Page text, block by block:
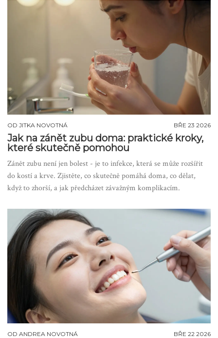
OD JITKA NOVOTNÁ BŘE 23 2026
Jak na zánět zubu doma: praktické kroky,
které skutečně pomohou
Zánět zubu není jen bolest - je to infekce, která se může rozšířit
do kostí a krve. Zjistěte, co skutečně pomáhá doma, co dělat,
když to zhorší, a jak předcházet závažným komplikacím.
OD ANDREA NOVOTNÁ BŘE 22 2026